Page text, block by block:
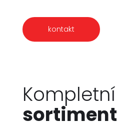
kontakt
Kompletní
sortiment